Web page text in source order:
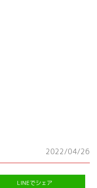
2022/04/26
LINEでシェア